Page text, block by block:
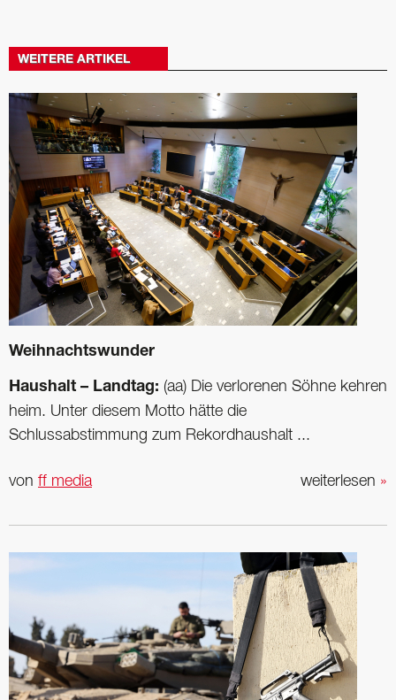
WEITERE ARTIKEL
Weihnachtswunder
Haushalt – Landtag: (aa) Die verlorenen Söhne kehren
heim. Unter diesem Motto hätte die
Schlussabstimmung zum Rekordhaushalt ...
weiterlesen »
von ff media